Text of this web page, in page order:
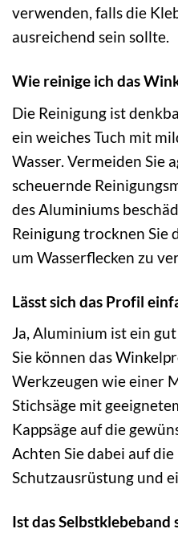
verwenden, falls die
ausreichend sein sollte.
Wie reinige ich das
Die Reinigung ist
ein weiches Tuch mit
Wasser. Vermeiden Sie
scheuernde
des Aluminiums
Reinigung trocknen Sie
um Wasserflecken zu
Lässt sich das Profil
Ja, Aluminium ist ein
Sie können das
Werkzeugen wie einer
Stichsäge mit
Kappsäge auf die
Achten Sie dabei auf
Schutzausrüstung und
Ist das